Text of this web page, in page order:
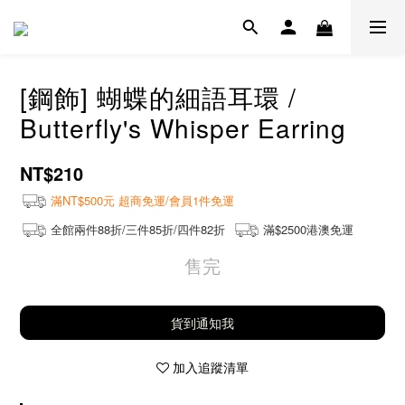
[鋼飾] 蝴蝶的細語耳環 /
Butterfly's Whisper Earring
NT$210
滿NT$500元 超商免運/會員1件免運
全館兩件88折/三件85折/四件82折
滿$2500港澳免運
售完
貨到通知我
加入追蹤清單